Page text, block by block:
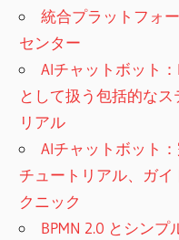
統合プラットフォ
センター
AIチャットボット
として扱う包括的な
リアル
AIチャットボット
チュートリアル、ガ
クニック
BPMN 2.0 とシン